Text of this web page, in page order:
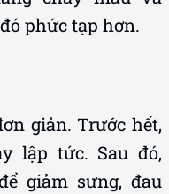
phức tạp hơn.
giản. Trước hết,
lập tức. Sau đó,
giảm sưng, đau